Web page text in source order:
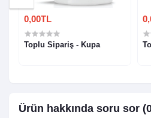
0,00TL
Toplu Sipariş - Kupa
Ürün hakkında soru sor